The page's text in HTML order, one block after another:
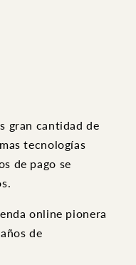
gran cantidad de
tecnologías
de pago se
online pionera
de